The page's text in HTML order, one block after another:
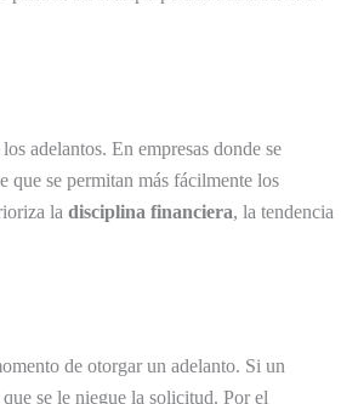
adelantos. En empresas donde se
que se permitan más fácilmente los
la disciplina financiera, la tendencia
de otorgar un adelanto. Si un
se le niegue la solicitud. Por el